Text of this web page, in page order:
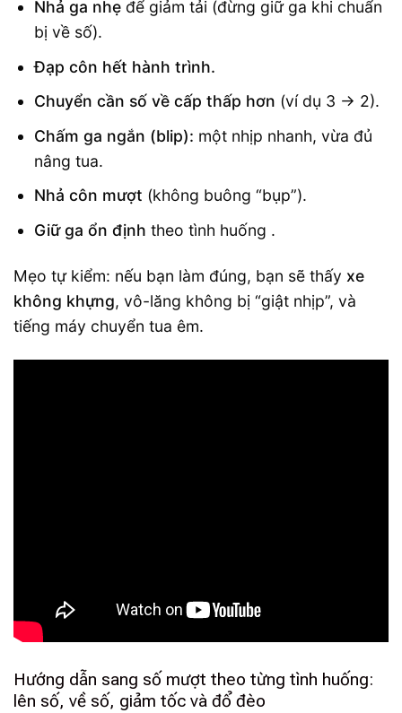
Nhả ga nhẹđể giảm tải (đừng giữ ga khi chuẩn
bị về số).
Đạp côn hết hành trình.
Chuyển cần số về cấp thấp hơn (ví dụ 3 → 2).
Chấm ga ngắn (blip): một nhịp nhanh, vừa đủ
nâng tua.
Nhả côn mượt (không buông “bụp”).
Giữ ga ổn định theo tình huống .
Mẹo tự kiểm: nếu bạn làm đúng, bạn sẽ thấy xe
không khựng, vô-lăng không bị “giật nhịp”, và
tiếng máy chuyển tua êm.
Hướng dẫn sang số mượt theo từng tình huống:
lên số, về số, giảm tốc và đổ đèo